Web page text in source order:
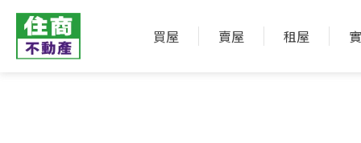
買屋 賣屋 租屋